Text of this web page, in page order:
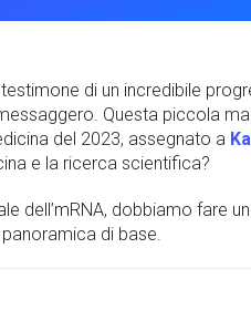
di un incredibile
Questa piccola
del 2023, assegnato a
e la ricerca scientifica?
dell’mRNA, dobbiamo fare
di base.